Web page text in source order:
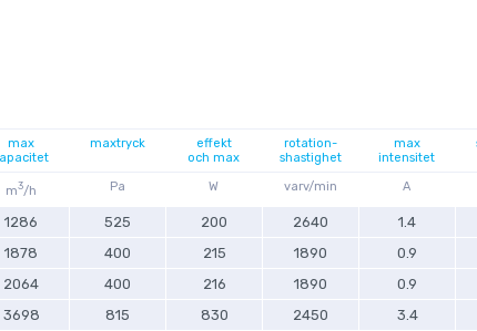
max
maxtryck
effekt
och max
rotation-
shastighet
max
intensitet
m3/h Pa W varv/min A
1286 525 200 2640 1.4
1878 400 215 1890 0.9
2064 400 216 1890 0.9
3698 815 830 2450 3.4